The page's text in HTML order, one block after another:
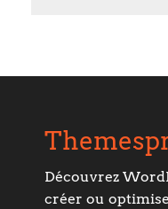
Découvrez
créer ou